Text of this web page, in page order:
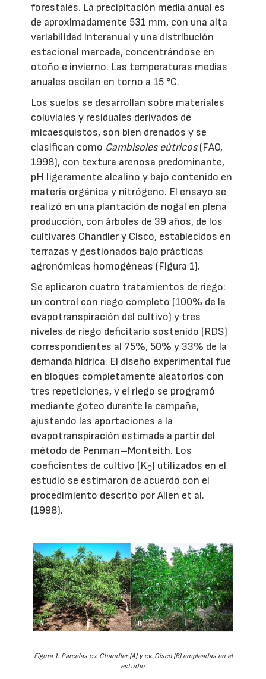
forestales. La precipitación media anual es
de aproximadamente 531 mm, con una alta
variabilidad interanual y una distribución
estacional marcada, concentrándose en
otoño e invierno. Las temperaturas medias
anuales oscilan en torno a 15 °C.
Los suelos se desarrollan sobre materiales
coluviales y residuales derivados de
micaesquistos, son bien drenados y se
clasifican como Cambisoles eútricos(FAO,
1998), con textura arenosa predominante,
pH ligeramente alcalino y bajo contenido en
materia orgánica y nitrógeno. El ensayo se
realizó en una plantación de nogal en plena
producción, con árboles de 39 años, de los
cultivares Chandler y Cisco, establecidos en
terrazas y gestionados bajo prácticas
agronómicas homogéneas (Figura 1).
Se aplicaron cuatro tratamientos de riego:
un control con riego completo (100% de la
evapotranspiración del cultivo) y tres
niveles de riego deficitario sostenido (RDS)
correspondientes al 75%, 50% y 33% de la
demanda hídrica. El diseño experimental fue
en bloques completamente aleatorios con
tres repeticiones, y el riego se programó
mediante goteo durante la campaña,
ajustando las aportaciones a la
evapotranspiración estimada a partir del
método de Penman–Monteith. Los
coeficientes de cultivo (KC) utilizados en el
estudio se estimaron de acuerdo con el
procedimiento descrito por Allen et al.
(1998).
Figura 1. Parcelas cv. Chandler (A) y cv. Cisco (B) empleadas en el
estudio.